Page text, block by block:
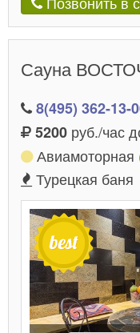
Сауна
8(495) 362-13-
5200 руб./час
Авиамоторная
Турецкая баня